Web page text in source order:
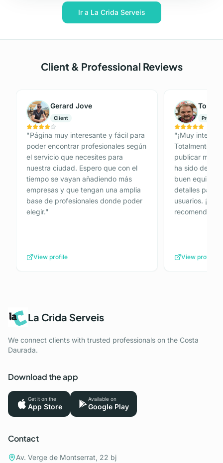
Ir a La Crida Serveis
Client & Professional Reviews
Gerard Jove
Client
"Página muy interesante y fácil para
poder encontrar profesionales según
el servicio que necesites para
nuestra ciudad. Espero que con el
tiempo se vayan añadiendo más
empresas y que tengan una amplia
base de profesionales donde poder
elegir."
View profile
Tomás
"¡Muy
Totalmente
publicar mi
ha sido de 10.
buen equipo
detalles para
usuarios.
recomendada!
View profile
La Crida Serveis
We connect clients with trusted professionals on the Costa
Daurada.
Download the app
Get it on the
App Store
Available on
Google Play
Contact
Av. Verge de Montserrat, 22 bj